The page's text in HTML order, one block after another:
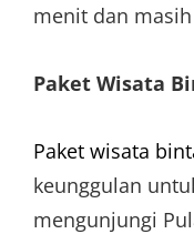
menit dan
Paket Wisata
Paket wisata
keunggulan
mengunjungi